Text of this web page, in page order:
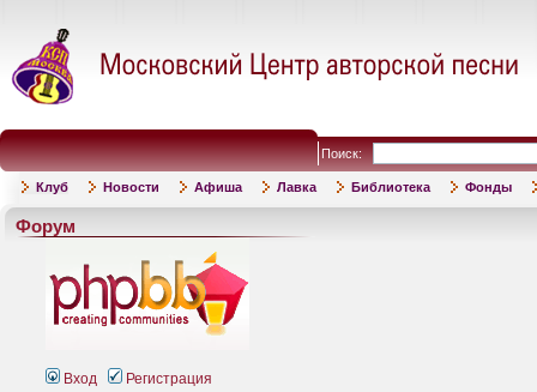
Поиск:
Клуб Новости Афиша Лавка Библиотека Фонды
Форум
Вход Регистрация